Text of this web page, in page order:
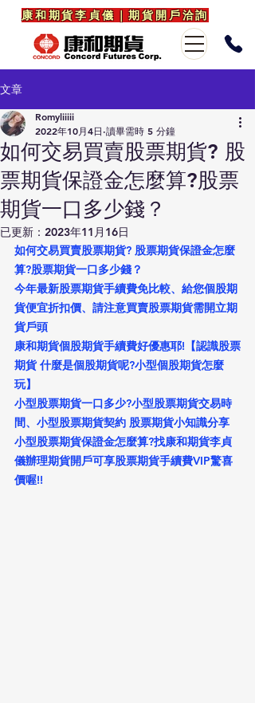
康和期貨李貞儀｜期貨開戶洽詢
文章
如何交易買賣股票期貨? 股
票期貨保證金怎麼算?股票
期貨一口多少錢？
Romyliiiii
2022年10月4日 讀畢需時 5 分鐘
已更新： 2023年11月16日
如何交易買賣股票期貨? 股票期貨保證金怎麼
算?股票期貨一口多少錢？
今年最新股票期貨手續費免比較、給您個股期
貨便宜折扣價、請注意買賣股票期貨需開立期
貨戶頭
康和期貨個股期貨手續費好優惠耶!【認識股票
期貨 什麼是個股期貨呢?小型個股期貨怎麼
玩】
小型股票期貨一口多少?小型股票期貨交易時
間、小型股票期貨契約 股票期貨小知識分享
小型股票期貨保證金怎麼算?找康和期貨李貞
儀辦理期貨開戶可享股票期貨手續費VIP驚喜
價喔!!